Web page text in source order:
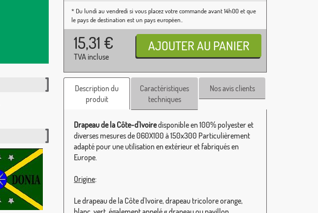
* Du lundi au vendredi si vous placez votre commande avant 14h00 et que
le pays de destination est un pays européen..
15,31 €
TVA incluse
Description du
produit
Caractéristiques
techniques
Nos avis clients
Drapeau de la Côte-d'Ivoiredisponible en 100% polyester et
diverses mesures de 060X100 à 150x300 Particulièrement
adapté pour une utilisation en extérieur et fabriqués en
Europe.
Origine:
Le drapeau de la Côte d'Ivoire, drapeau tricolore orange,